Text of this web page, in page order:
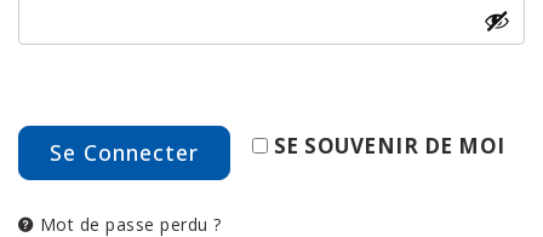
SE SOUVENIR DE MOI
Se Connecter
Mot de passe perdu ?